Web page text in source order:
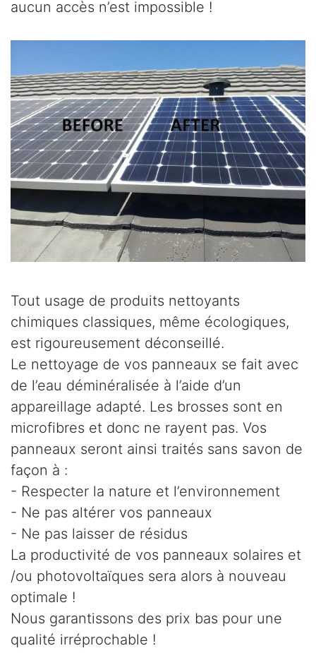
aucun accès n’est impossible !
Tout usage de produits nettoyants
chimiques classiques, même écologiques,
est rigoureusement déconseillé.
Le nettoyage de vos panneaux se fait avec
de l’eau déminéralisée à l’aide d’un
appareillage adapté. Les brosses sont en
microfibres et donc ne rayent pas. Vos
panneaux seront ainsi traités sans savon de
façon à :
- Respecter la nature et l’environnement
- Ne pas altérer vos panneaux
- Ne pas laisser de résidus
La productivité de vos panneaux solaires et
/ou photovoltaïques sera alors à nouveau
optimale !
Nous garantissons des prix bas pour une
qualité irréprochable !